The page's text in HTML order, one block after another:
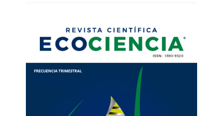
lateral
del
artículo